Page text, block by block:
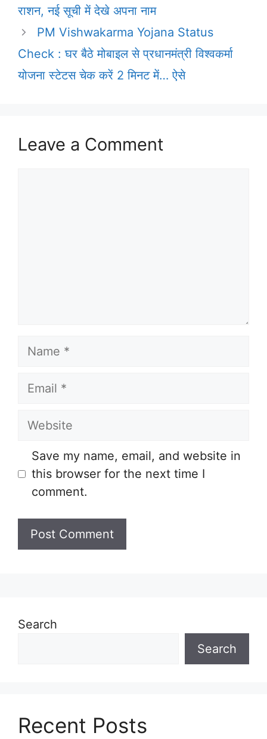
राशन, नई सूची में देखे अपना नाम
PM Vishwakarma Yojana Status
Check : घर बैठे मोबाइल से प्रधानमंत्री विश्वकर्मा
योजना स्टेटस चेक करें 2 मिनट में… ऐसे
Leave a Comment
Name
Email
Website
Save my name, email, and website in
this browser for the next time I
comment.
Search
Search
Recent Posts